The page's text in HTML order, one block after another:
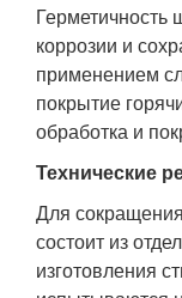
коррозии и
применением
покрытие
обработка и
Технические
Для
состоит из
изготовления